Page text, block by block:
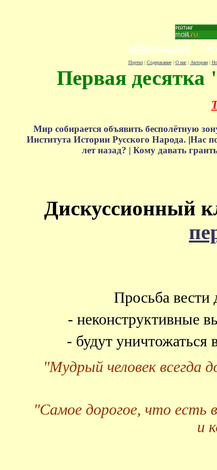
Портал| Содержание| О нас| Авторам|
Первая десятка
Мир собирается объявить бесполётную
Института Истории Русского Народа. |Нас
лет назад? | Кому давать
Дискуссионный
Просьба вести
- неконструктивные
- будут
"Мудрый человек всегда
"Самое дорогое, что есть
и